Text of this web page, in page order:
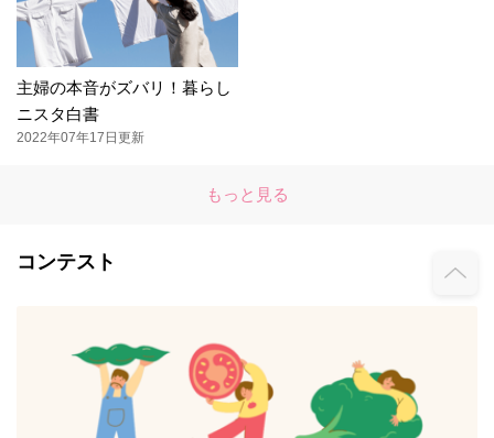
主婦の本音がズバリ！暮らし
ニスタ白書
2022年07年17日更新
もっと見る
コンテスト